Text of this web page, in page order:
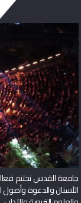
جامعة القدس تختتم
الأسنان والدعوة وأصول